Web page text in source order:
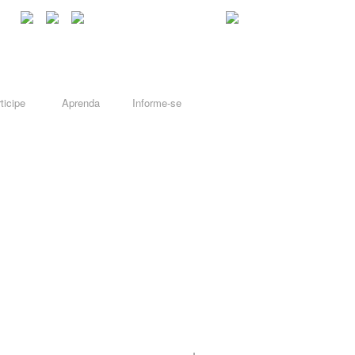
Aprenda Informe-se